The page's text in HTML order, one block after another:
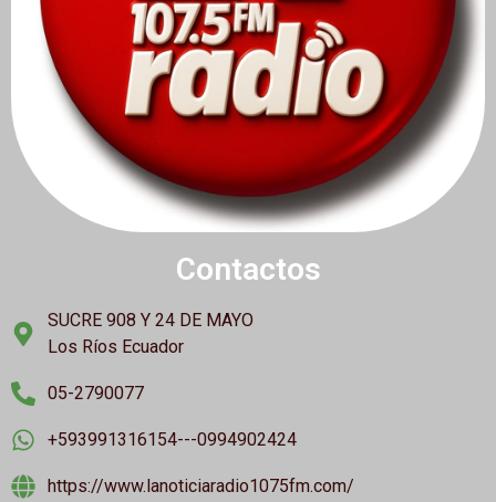
Contactos
SUCRE 908 Y 24 DE MAYO
Los Ríos Ecuador
05-2790077
+593991316154---0994902424
https://www.lanoticiaradio1075fm.com/